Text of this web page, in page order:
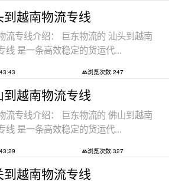
到越南物流专线
流专线介绍： 巨东物流的 汕头到越南
线 是一条高效稳定的货运代...
浏览次数:247
到越南物流专线
流专线介绍： 巨东物流的 佛山到越南
线 是一条高效稳定的货运代...
浏览次数:327
到越南物流专线